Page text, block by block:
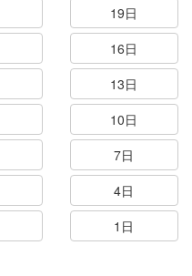
19日
16日
13日
10日
7日
4日
1日